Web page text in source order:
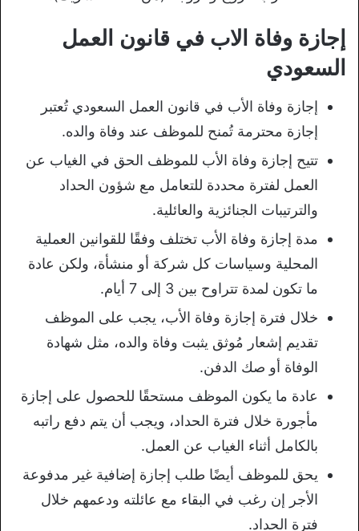
إجازة وفاة الاب في قانون العمل
السعودي
إجازة وفاة الأب في قانون العمل السعودي تُعتبر
إجازة محترمة تُمنح للموظف عند وفاة والده.
تتيح إجازة وفاة الأب للموظف الحق في الغياب عن
العمل لفترة محددة للتعامل مع شؤون الحداد
والترتيبات الجنائزية والعائلية.
مدة إجازة وفاة الأب تختلف وفقًا للقوانين العملية
المحلية وسياسات كل شركة أو منشأة، ولكن عادة
ما تكون لمدة تتراوح بين 3 إلى 7 أيام.
خلال فترة إجازة وفاة الأب، يجب على الموظف
تقديم إشعار مُوثق يثبت وفاة والده، مثل شهادة
الوفاة أو صك الدفن.
عادة ما يكون الموظف مستحقًا للحصول على إجازة
مأجورة خلال فترة الحداد، ويجب أن يتم دفع راتبه
بالكامل أثناء الغياب عن العمل.
يحق للموظف أيضًا طلب إجازة إضافية غير مدفوعة
الأجر إن رغب في البقاء مع عائلته ودعمهم خلال
فترة الحداد.